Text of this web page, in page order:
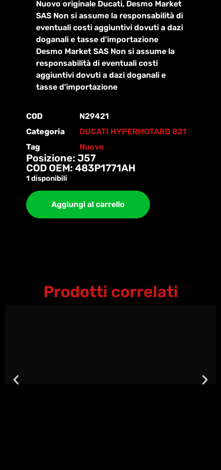
Nuovo originale Ducati, Desmo Market
SAS Non si assume la responsabilità di
eventuali costi aggiuntivi dovuti a dazi
doganali e tasse d’importazione
Desmo Market SAS Non si assume la
responsabilità di eventuali costi
aggiuntivi dovuti a dazi doganali e
tasse d’importazione
COD
N29421
Categoria
DUCATI HYPERMOTARD 821
Tag
Nuovo
Posizione: J57
COD OEM: 483P1771AH
1 disponibili
Aggiungi al carrello
Prodotti correlati